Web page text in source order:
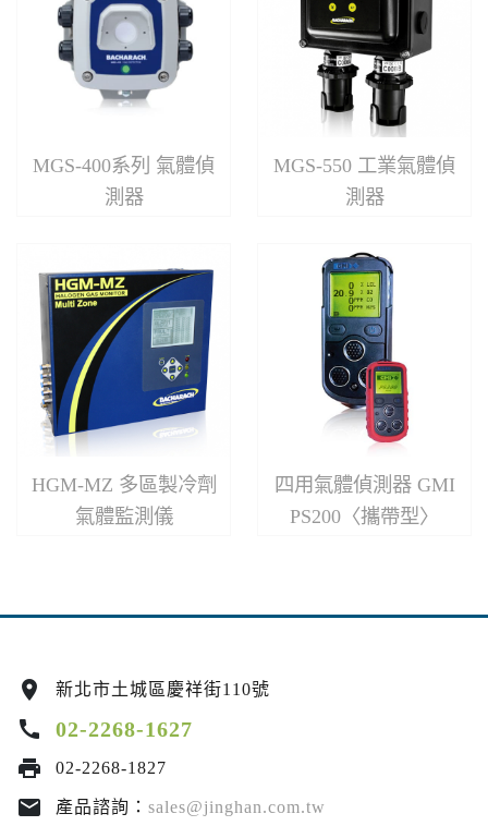
MGS-400系列 氣體偵
測器
MGS-550 工業氣體偵
測器
HGM-MZ 多區製冷劑
氣體監測儀
四用氣體偵測器 GMI
PS200〈攜帶型〉
location_on 新北市土城區慶祥街110號
call 02-2268-1627
print 02-2268-1827
email 產品諮詢： sales@jinghan.com.tw